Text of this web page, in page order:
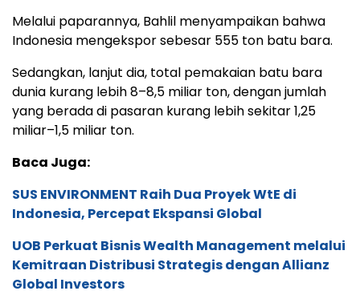
Melalui paparannya, Bahlil menyampaikan bahwa
Indonesia mengekspor sebesar 555 ton batu bara.
Sedangkan, lanjut dia, total pemakaian batu bara
dunia kurang lebih 8–8,5 miliar ton, dengan jumlah
yang berada di pasaran kurang lebih sekitar 1,25
miliar–1,5 miliar ton.
Baca Juga:
SUS ENVIRONMENT Raih Dua Proyek WtE di
Indonesia, Percepat Ekspansi Global
UOB Perkuat Bisnis Wealth Management melalui
Kemitraan Distribusi Strategis dengan Allianz
Global Investors